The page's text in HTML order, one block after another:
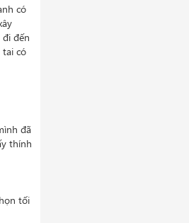
có
đến
có
đã
thính
tối